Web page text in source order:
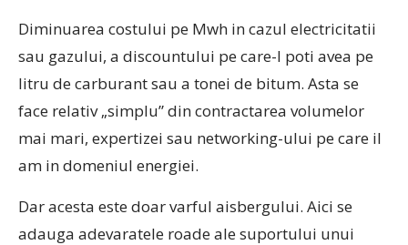
Diminuarea costului pe Mwh in cazul electricitatii
sau gazului, a discountului pe care-l poti avea pe
litru de carburant sau a tonei de bitum. Asta se
face relativ „simplu” din contractarea volumelor
mai mari, expertizei sau networking-ului pe care il
am in domeniul energiei.
Dar acesta este doar varful aisbergului. Aici se
adauga adevaratele roade ale suportului unui